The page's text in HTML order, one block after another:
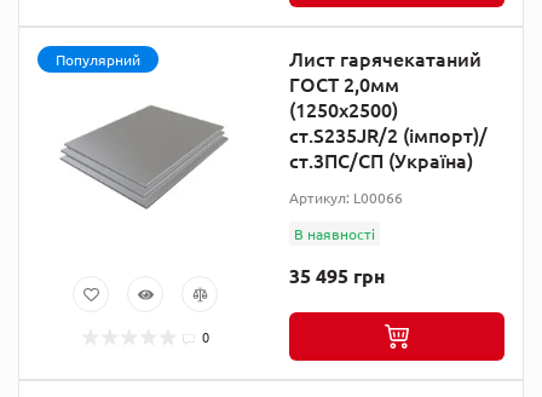
Популярний
0
Лист гарячекатаний
ГОСТ 2,0мм
(1250х2500)
ст.S235JR/2 (імпорт)/
ст.3ПС/СП (Україна)
Артикул: L00066
В наявності
35 495 грн